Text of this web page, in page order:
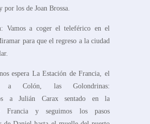
los de Joan Brossa.
Vamos a coger el teleférico en el
para que el regreso a la ciudad
espera La Estación de Francia, el
a Colón, las Golondrinas:
a Julián Carax sentado en la
Francia y seguimos los pasos